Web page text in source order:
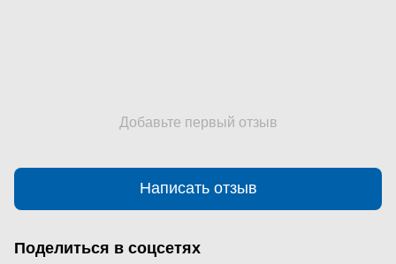
Добавьте первый отзыв
Написать отзыв
Поделиться в соцсетях